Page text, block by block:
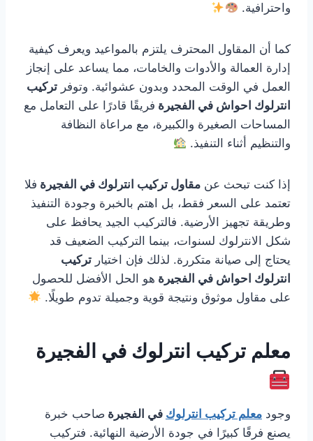
واحترافية.
كما أن المقاول المحترف يلتزم بالمواعيد ويعرف كيفية
إدارة العمالة والأدوات والخامات، مما يساعد على إنجاز
العمل في الوقت المحدد وبدون عشوائية. وتوفر تركيب
انترلوك احواش في الفجيرة فريقًا قادرًا على التعامل مع
المساحات الصغيرة والكبيرة، مع مراعاة النظافة
والتنظيم أثناء التنفيذ.
إذا كنت تبحث عن مقاول تركيب انترلوك في الفجيرة فلا
تعتمد على السعر فقط، بل اهتم بالخبرة وجودة التنفيذ
وطريقة تجهيز الأرضية. فالتركيب الجيد يحافظ على
شكل الانترلوك لسنوات، بينما التركيب الضعيف قد
يحتاج إلى صيانة متكررة. لذلك فإن اختيار تركيب
انترلوك احواش في الفجيرة هو الحل الأفضل للحصول
على مقاول موثوق ونتيجة قوية وجميلة تدوم طويلًا.
معلم تركيب انترلوك في الفجيرة
وجود معلم تركيب انترلوك في الفجيرة صاحب خبرة
يصنع فرقًا كبيرًا في جودة الأرضية النهائية. فتركيب